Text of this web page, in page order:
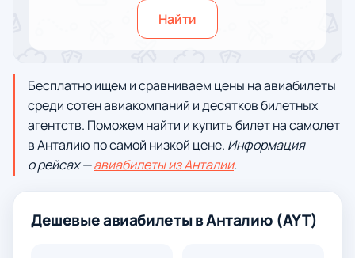
Найти
Бесплатно ищем и сравниваем цены на авиабилеты
среди сотен авиакомпаний и десятков билетных
агентств. Поможем найти и купить билет на самолет
в Анталию по самой низкой цене. Информация
о рейсах —авиабилеты из Анталии.
Дешевые авиабилеты в Анталию (AYT)